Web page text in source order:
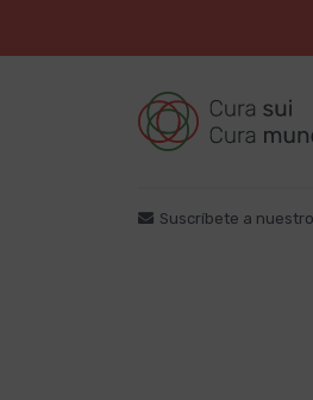
Suscríbete a